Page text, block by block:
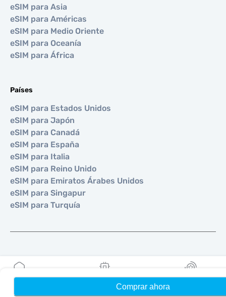
Comprar ahora
eSIM para Asia
eSIM para Américas
eSIM para Medio Oriente
eSIM para Oceanía
eSIM para África
Países
eSIM para Estados Unidos
eSIM para Japón
eSIM para Canadá
eSIM para España
eSIM para Italia
eSIM para Reino Unido
eSIM para Emiratos Árabes Unidos
eSIM para Singapur
eSIM para Turquía
MOBIMATTER LTD
Mis eSIMs